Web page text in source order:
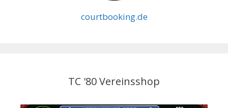
courtbooking.de
TC '80 Vereinsshop